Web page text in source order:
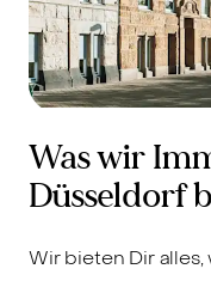
Was wir
Düsseldorf
Wir bieten Dir